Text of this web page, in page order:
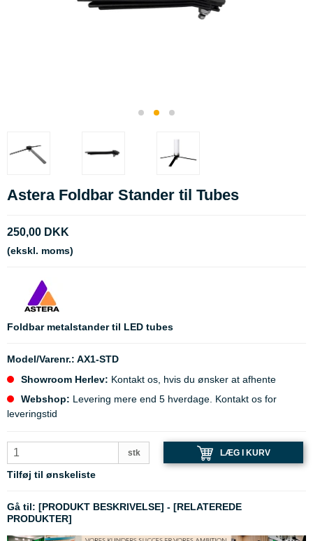
Astera Foldbar Stander til Tubes
250,00 DKK
(ekskl. moms)
Foldbar metalstander til LED tubes
Model/Varenr.: AX1-STD
Showroom Herlev: Kontakt os, hvis du ønsker at afhente
Webshop: Levering mere end 5 hverdage. Kontakt os for
leveringstid
stk LÆG I KURV
Tilføj til ønskeliste
Gå til: [PRODUKT BESKRIVELSE] - [RELATEREDE
PRODUKTER]